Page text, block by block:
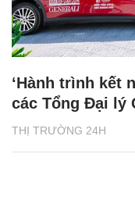
THỊ TRƯỜNG 24H
‘Hành trình kết
các Tổng Đại lý